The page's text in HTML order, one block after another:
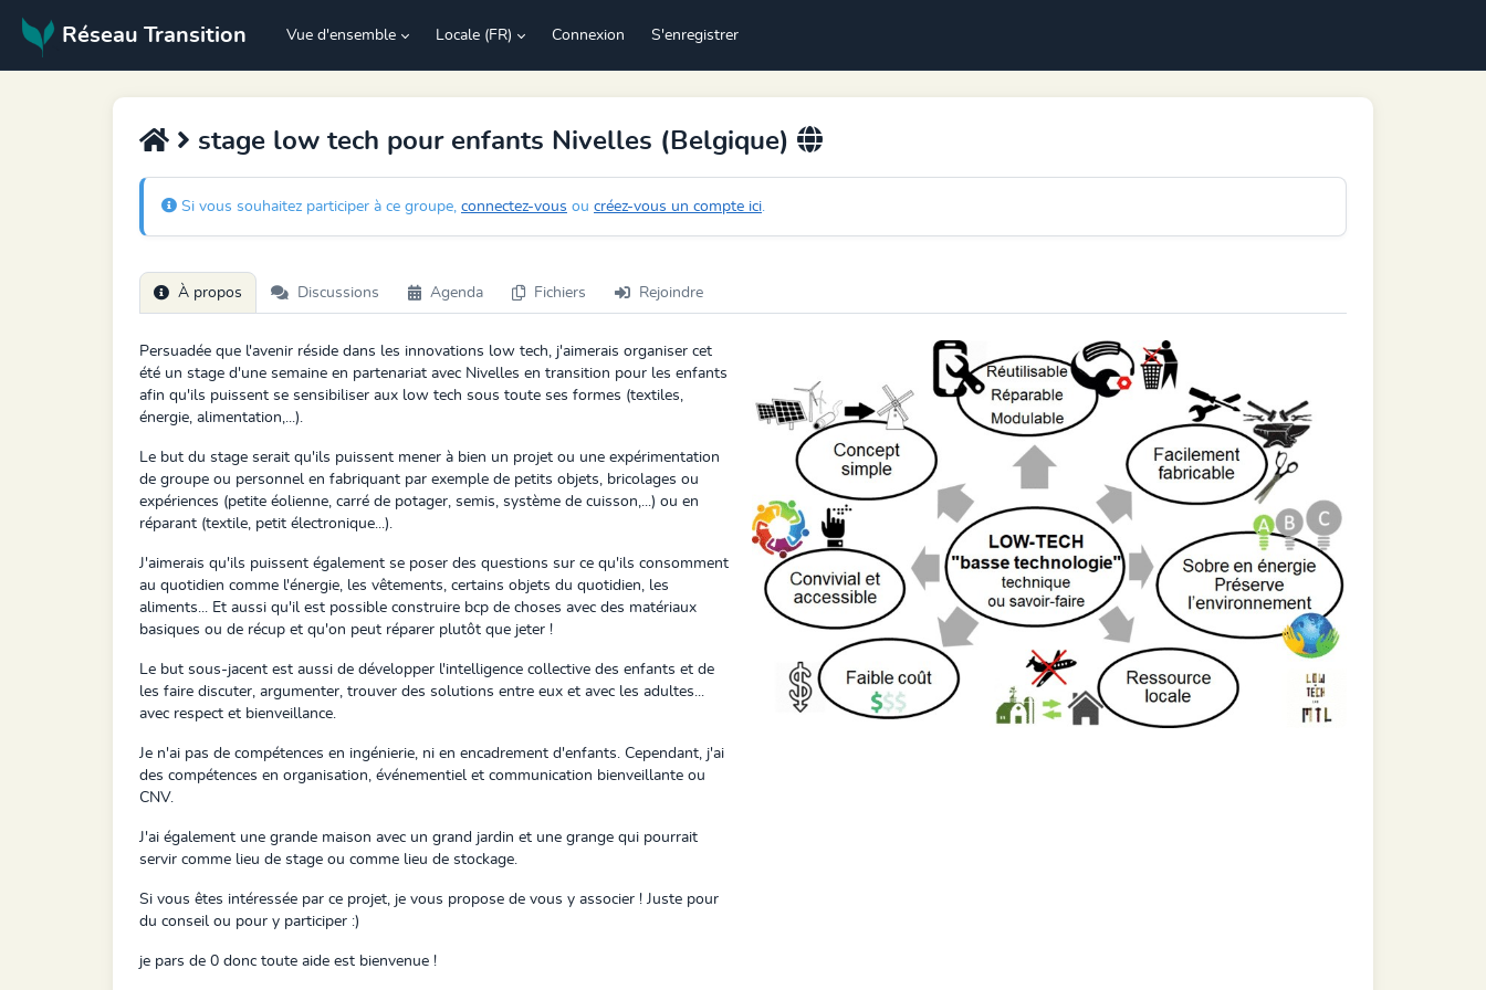
Réseau Transition Vue d'ensemble Locale (FR) Connexion S'enregistrer
stage low tech pour enfants Nivelles (Belgique)
Si vous souhaitez participer à ce groupe, connectez-vous ou créez-vous un compte ici.
À propos Discussions Agenda Fichiers Rejoindre
Persuadée que l'avenir réside dans les innovations low tech, j'aimerais organiser cet
été un stage d'une semaine en partenariat avec Nivelles en transition pour les enfants
afin qu'ils puissent se sensibiliser aux low tech sous toute ses formes (textiles,
énergie, alimentation,...).
Le but du stage serait qu'ils puissent mener à bien un projet ou une expérimentation
de groupe ou personnel en fabriquant par exemple de petits objets, bricolages ou
expériences (petite éolienne, carré de potager, semis, système de cuisson,...) ou en
réparant (textile, petit électronique...).
J'aimerais qu'ils puissent également se poser des questions sur ce qu'ils consomment
au quotidien comme l'énergie, les vêtements, certains objets du quotidien, les
aliments... Et aussi qu'il est possible construire bcp de choses avec des matériaux
basiques ou de récup et qu'on peut réparer plutôt que jeter !
Le but sous-jacent est aussi de développer l'intelligence collective des enfants et de
les faire discuter, argumenter, trouver des solutions entre eux et avec les adultes...
avec respect et bienveillance.
Je n'ai pas de compétences en ingénierie, ni en encadrement d'enfants. Cependant, j'ai
des compétences en organisation, événementiel et communication bienveillante ou
CNV.
J'ai également une grande maison avec un grand jardin et une grange qui pourrait
servir comme lieu de stage ou comme lieu de stockage.
Si vous êtes intéressée par ce projet, je vous propose de vous y associer ! Juste pour
du conseil ou pour y participer :)
je pars de 0 donc toute aide est bienvenue !